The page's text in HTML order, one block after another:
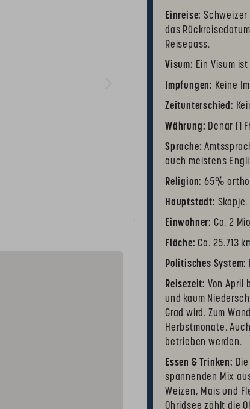
Einreise: Schweizer
das
Reisepass.
Visum: Ein Visum
Impfungen: Keine
Zeitunterschied:
Währung: Denar (1
Sprache:
auch meistens
Religion: 65%
Hauptstadt: Skopje.
Einwohner: Ca. 2
Fläche: Ca. 25.713
Politisches System:
Reisezeit: Von April
und kaum
Grad wird. Zum
Herbstmonate.
betrieben werden.
Essen & Trinken:
spannenden Mix
Weizen, Mais und
Ohridsee zählt die